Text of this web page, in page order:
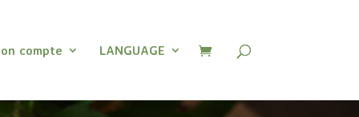
compte LANGUAGE